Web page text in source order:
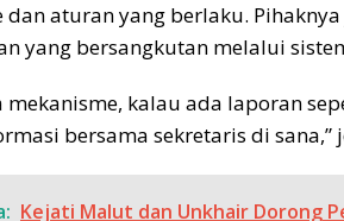
dan aturan yang berlaku.
yang bersangkutan melalui
mekanisme, kalau ada laporan
bersama sekretaris di sana,”
Kejati Malut dan Unkhair Dorong